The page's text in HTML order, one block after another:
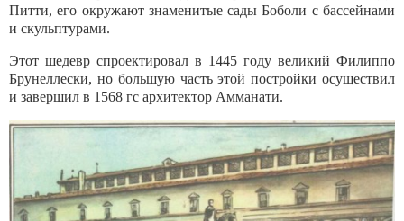
Питти, его окружают знаменитые сады Боболи с бассейнами
и скульптурами.
Этот шедевр спроектировал в 1445 году великий Филиппо
Брунеллески, но большую часть этой постройки осуществил
и завершил в 1568 гс архитектор Амманати.